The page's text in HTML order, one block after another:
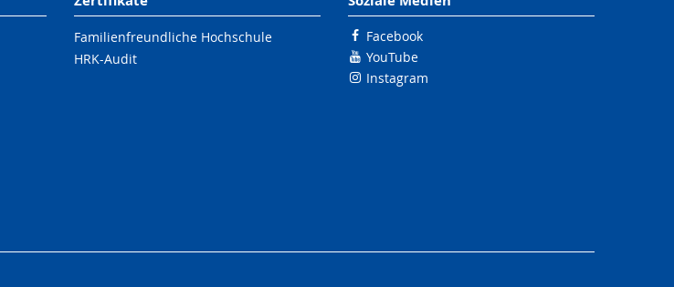
Familienfreundliche Hochschule
HRK-Audit
Facebook
YouTube
Instagram